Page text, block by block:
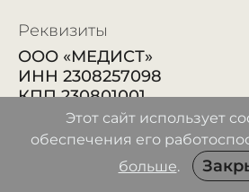
Реквизиты
ООО «МЕДИСТ»
ИНН 2308257098
КПП 230801001
ОГРН 1182375047117
ОКПО 28879726
Расчетный счет
Этот сайт использует
обеспечения его
больше.